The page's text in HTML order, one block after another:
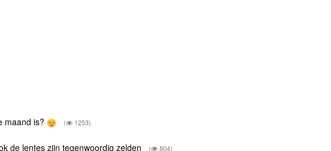
maand is? ( 1253)
de lentes zijn tegenwoordig zelden ( 804)